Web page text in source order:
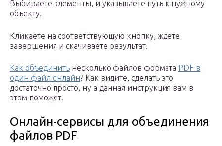
Выбираете элементы, и указываете путь к нужному
объекту.
Кликаете на соответствующую кнопку, ждете
завершения и скачиваете результат.
Как объединить несколько файлов формата PDF в
один файл онлайн? Как видите, сделать это
достаточно просто, ну а данная инструкция вам в
этом поможет.
Онлайн-сервисы для объединения
файлов PDF